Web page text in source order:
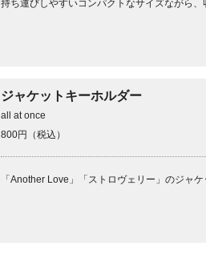
持ち運びしやすいコンパクトなサイズながら
ジャケットキーホルダー
all at once
800円（税込）
「Another Love」「ストロヴェリー」のジャ